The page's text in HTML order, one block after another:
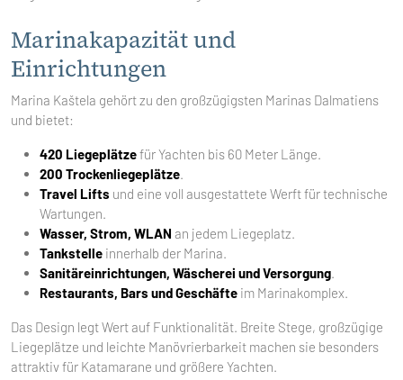
Marinakapazität und
Einrichtungen
Marina Kaštela gehört zu den großzügigsten Marinas Dalmatiens
und bietet:
420 Liegeplätzefür Yachten bis 60 Meter Länge.
200 Trockenliegeplätze.
Travel Lifts und eine voll ausgestattete Werft für technische
Wartungen.
Wasser, Strom, WLAN an jedem Liegeplatz.
Tankstelle innerhalb der Marina.
Sanitäreinrichtungen, Wäscherei und Versorgung.
Restaurants, Bars und Geschäfte im Marinakomplex.
Das Design legt Wert auf Funktionalität. Breite Stege, großzügige
Liegeplätze und leichte Manövrierbarkeit machen sie besonders
attraktiv für Katamarane und größere Yachten.